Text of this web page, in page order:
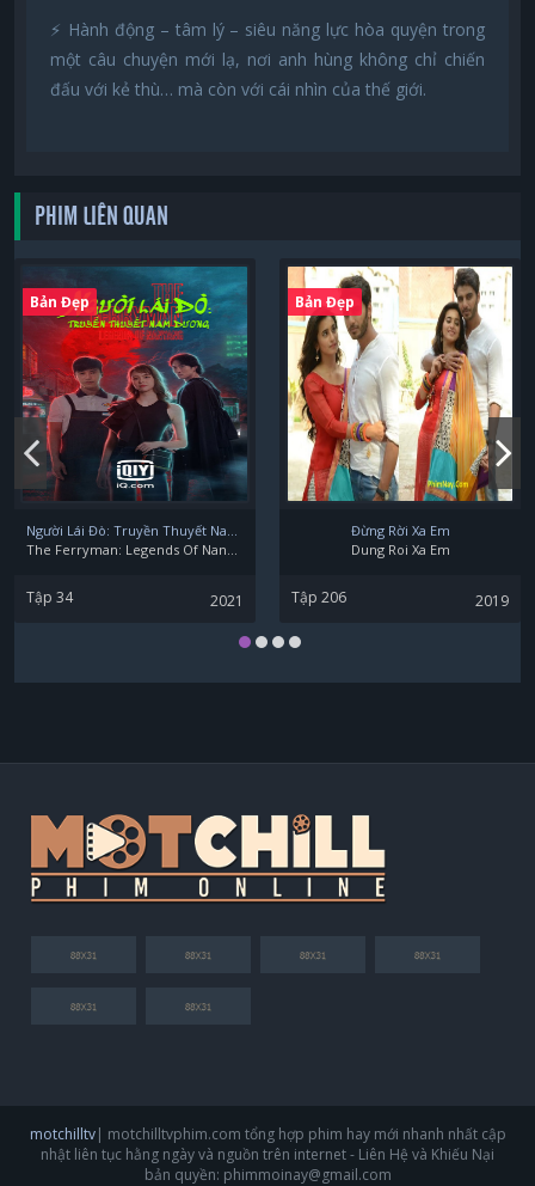
⚡ Hành động – tâm lý – siêu năng lực hòa quyện trong
một câu chuyện mới lạ, nơi anh hùng không chỉ chiến
đấu với kẻ thù… mà còn với cái nhìn của thế giới.
PHIM LIÊN QUAN
Bản Đẹp
Người Lái Đò: Truyền Thuyết Nam Dương
The Ferryman: Legends Of Nanyang
Tập 34 2021
Bản Đẹp
Đừng Rời Xa Em
Dung Roi Xa Em
Tập 206 2019
motchilltv| motchilltvphim.com tổng hợp phim hay mới nhanh nhất cập
nhật liên tục hằng ngày và nguồn trên internet - Liên Hệ và Khiếu Nại
bản quyền: phimmoinay@gmail.com